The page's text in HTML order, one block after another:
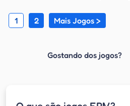
1 2 Mais Jogos >
Gostando dos jogos?